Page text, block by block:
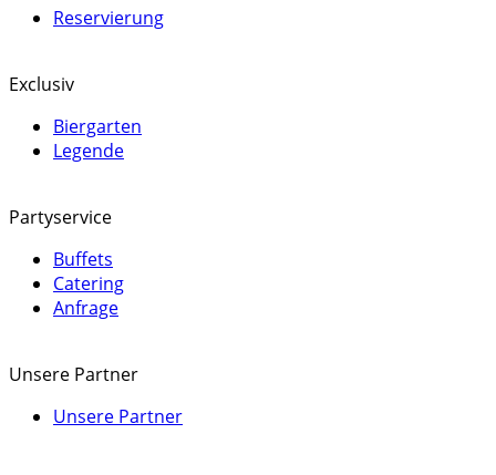
Reservierung
Exclusiv
Biergarten
Legende
Partyservice
Buffets
Catering
Anfrage
Unsere Partner
Unsere Partner